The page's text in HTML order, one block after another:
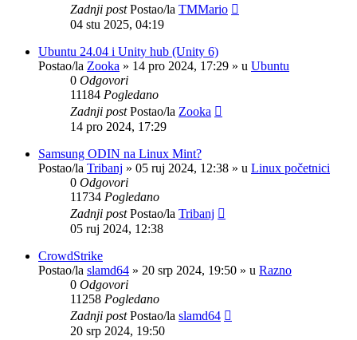
Zadnji postPostao/la TMMario
04 stu 2025, 04:19
Ubuntu 24.04 i Unity hub (Unity 6)
Postao/la Zooka » 14 pro 2024, 17:29 » u Ubuntu
0 Odgovori
11184 Pogledano
Zadnji postPostao/la Zooka
14 pro 2024, 17:29
Samsung ODIN na Linux Mint?
Postao/la Tribanj » 05 ruj 2024, 12:38 » u Linux početnici
0 Odgovori
11734 Pogledano
Zadnji postPostao/la Tribanj
05 ruj 2024, 12:38
CrowdStrike
Postao/la slamd64 » 20 srp 2024, 19:50 » u Razno
0 Odgovori
11258 Pogledano
Zadnji postPostao/la slamd64
20 srp 2024, 19:50